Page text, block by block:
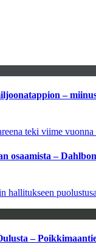
–
teki viime
osaamista –
hallitukseen
–